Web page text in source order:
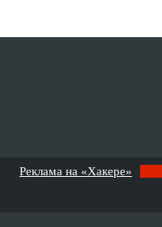
Реклама на «Хакере»